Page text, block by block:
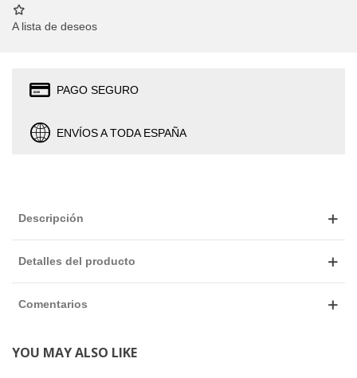
A lista de deseos
PAGO SEGURO
ENVÍOS A TODA ESPAÑA
Descripción
Detalles del producto
Comentarios
YOU MAY ALSO LIKE